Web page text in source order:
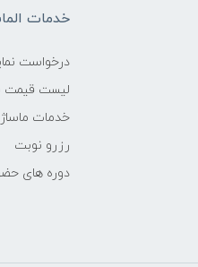
خدمات
درخواست
لیست قیمت
خدمات ماساژ
رزرو نوبت
دوره های